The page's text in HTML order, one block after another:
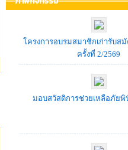
โครงการอบรมสมาชิกเก่ารับส
ครั้งที่ 2/2569
มอบสวัสดิการช่วยเหลือภัย